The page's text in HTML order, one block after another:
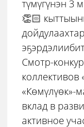
түмүгүнэн 3
👏🏻
Смотр-
коллективов
«Көмүлүөк»-
вклад в
активное